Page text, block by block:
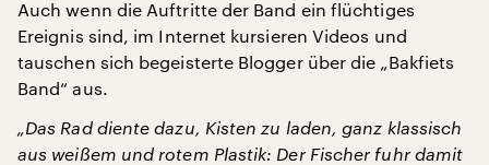
Auch wenn die Auftritte der Band ein flüchtiges
Ereignis sind, im Internet kursieren Videos und
tauschen sich begeisterte Blogger über die „Bakfiets
Band“ aus.
„Das Rad diente dazu, Kisten zu laden, ganz klassisch
aus weißem und rotem Plastik: Der Fischer fuhr damit